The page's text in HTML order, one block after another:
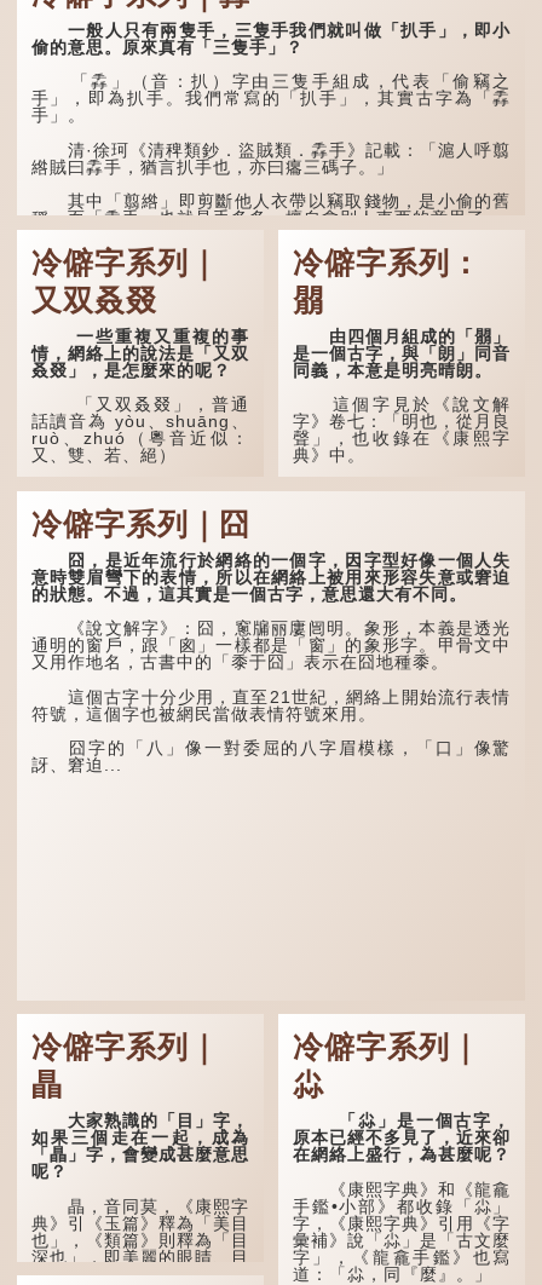
一般人只有兩隻手，三隻手我們就叫做「扒手」，即小
偷的意思。原來真有「三隻手」？
「掱」（音：扒）字由三隻手組成，代表「偷竊之
手」，即為扒手。我們常寫的「扒手」，其實古字為「掱
手」。
清·徐珂《清稗類鈔．盜賊類．掱手》記載：「滬人呼翦
綹賊曰掱手，猶言扒手也，亦曰癟三碼子。」
其中「翦綹」即剪斷他人衣帶以竊取錢物，是小偷的舊
稱。而「掱手」也就是手多多，擅自拿別人東西的意思了...
冷僻字系列｜
又双叒叕
一些重複又重複的事
情，網絡上的說法是「又双
叒叕」，是怎麼來的呢？
「又双叒叕」，普通
話讀音為 yòu、shuāng、
ruò、zhuó（粵音近似：
又、雙、若、絕）
「又」和「双」比較
易理解，前者表示再次，後
者表示一對，兩個「又」便
是「双」。
「叒」（音：若）原是
古代神話中的樹木名
稱。 《說文解字·叒部》：
「叒，日初出東方湯谷所登
榑桑，叒木也。」
冷僻字系列：
朤
由四個月組成的「朤」
是一個古字，與「朗」同音
同義，本意是明亮晴朗。
這個字見於《說文解
字》卷七：「明也，從月良
聲」，也收錄在《康熙字
典》中。
這個字，用法頗多。
兩個卦名，這裏指天地、宇
宙等，形容政治清明，天下
太平！
「天空朤朤，任鳥兒高
飛。」也是指天清氣明，鳥
兒可高飛。
「朤朤脆脆」就是形容
辦事爽快乾脆。我們熟...
冷僻字系列｜囧
囧，是近年流行於網絡的一個字，因字型好像一個人失
意時雙眉彎下的表情，所以在網絡上被用來形容失意或窘迫
的狀態。不過，這其實是一個古字，意思還大有不同。
《說文解字》：囧，窻牖丽廔闿明。象形，本義是透光
通明的窗戶，跟「囪」一樣都是「窗」的象形字。甲骨文中
又用作地名，古書中的「黍于囧」表示在囧地種黍。
這個古字十分少用，直至21世紀，網絡上開始流行表情
符號，這個字也被網民當做表情符號來用。
囧字的「八」像一對委屈的八字眉模樣，「口」像驚
訝、窘迫...
冷僻字系列｜
瞐
大家熟識的「目」字，
如果三個走在一起，成為
「瞐」字，會變成甚麼意思
呢？
瞐，音同莫，《康熙字
典》引《玉篇》釋為「美目
也」，《類篇》則釋為「目
深也」，即美麗的眼睛、目
光深邃的意思。
冷僻字系列｜
尛
「尛」是一個古字，
原本已經不多見了，近來卻
在網絡上盛行，為甚麼呢？
《康熙字典》和《龍龕
手鑑•小部》都收錄「尛」
字，《康熙字典》引用《字
彙補》說「尛」是「古文麼
字」，《龍龕手鑑》也寫
道：「尛，同『麼』。」